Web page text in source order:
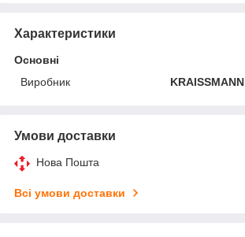
Характеристики
Основні
Виробник
KRAISSMANN
Умови доставки
Нова Пошта
Всі умови доставки